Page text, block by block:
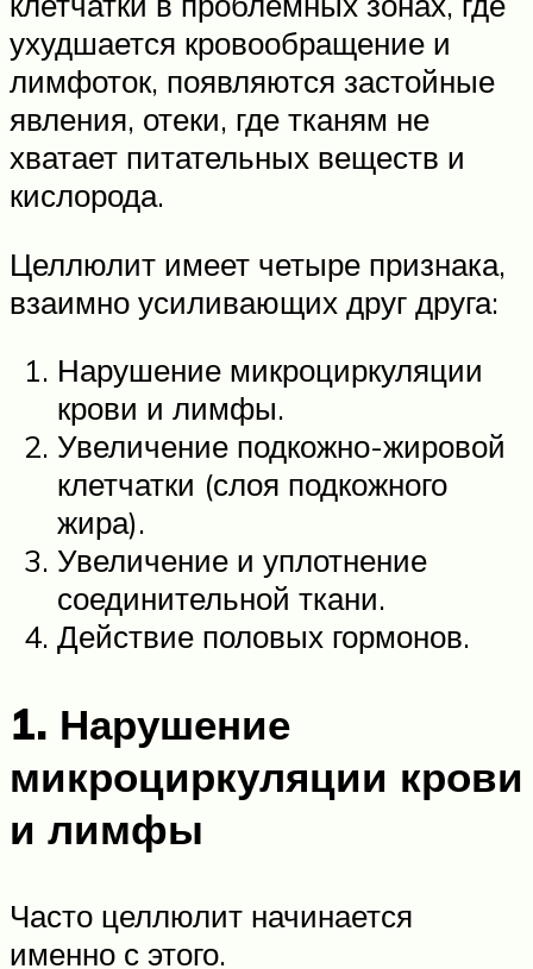
ухудшается кровообращение и
лимфоток, появляются застойные
явления, отеки, где тканям не
хватает питательных веществ и
кислорода.
Целлюлит имеет четыре признака,
взаимно усиливающих друг друга:
Нарушение микроциркуляции
крови и лимфы.
Увеличение подкожно-жировой
клетчатки (слоя подкожного
жира).
Увеличение и уплотнение
соединительной ткани.
Действие половых гормонов.
1. Нарушение
микроциркуляции крови
и лимфы
Часто целлюлит начинается
именно с этого.